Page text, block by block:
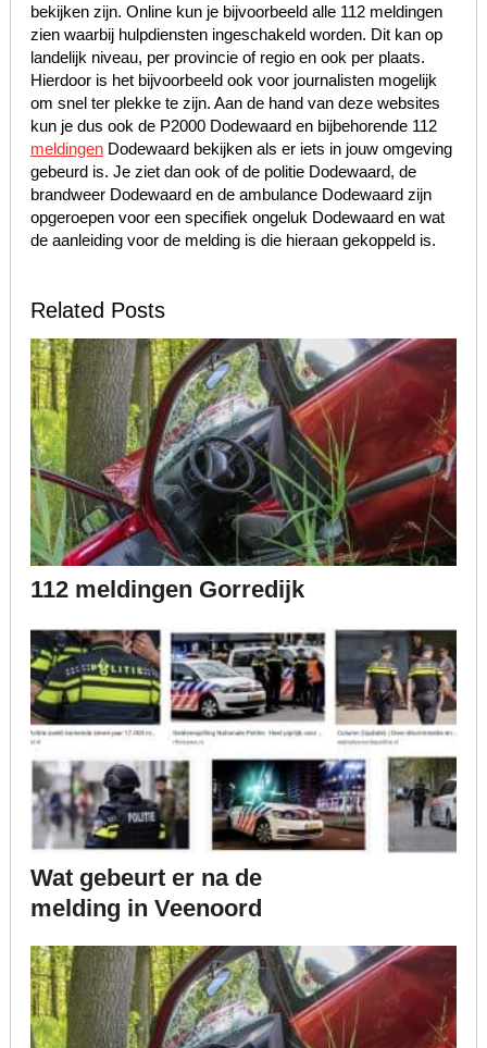
bekijken zijn. Online kun je bijvoorbeeld alle 112 meldingen
zien waarbij hulpdiensten ingeschakeld worden. Dit kan op
landelijk niveau, per provincie of regio en ook per plaats.
Hierdoor is het bijvoorbeeld ook voor journalisten mogelijk
om snel ter plekke te zijn. Aan de hand van deze websites
kun je dus ook de P2000 Dodewaard en bijbehorende 112
meldingenDodewaard bekijken als er iets in jouw omgeving
gebeurd is. Je ziet dan ook of de politie Dodewaard, de
brandweer Dodewaard en de ambulance Dodewaard zijn
opgeroepen voor een specifiek ongeluk Dodewaard en wat
de aanleiding voor de melding is die hieraan gekoppeld is.
Related Posts
112 meldingen Gorredijk
Wat gebeurt er na de
melding in Veenoord